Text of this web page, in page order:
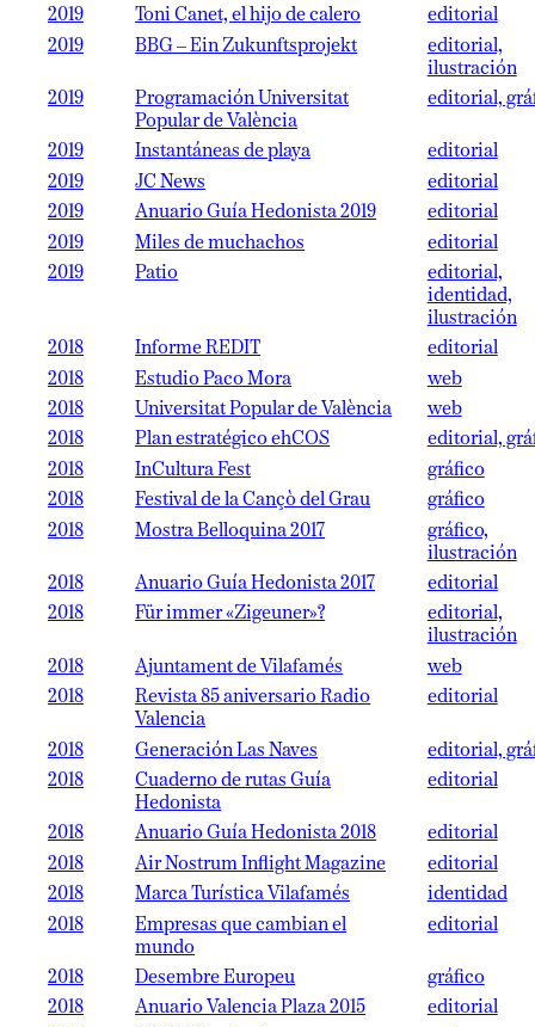
2019 Toni Canet, el hijo de calero
editorial
2019
BBG – Ein Zukunftsprojekt
editorial,
ilustración
2019
Programación Universitat
Popular de València
editorial,
2019 Instantáneas de playa
editorial
2019
JC News
editorial
2019
Anuario Guía Hedonista 2019
editorial
2019
Miles de muchachos
editorial
2019
Patio
editorial,
identidad,
ilustración
2018
Informe REDIT
editorial
2018
Estudio Paco Mora
web
2018
Universitat Popular de València
web
2018
Plan estratégico ehCOS
editorial,
2018
InCultura Fest
gráfico
2018
Festival de la Cançò del Grau
gráfico
2018
Mostra Belloquina 2017
gráfico,
ilustración
2018
Anuario Guía Hedonista 2017
editorial
2018
Für immer «Zigeuner»?
editorial,
ilustración
2018
Ajuntament de Vilafamés
web
2018
Revista 85 aniversario Radio
Valencia
editorial
2018 Generación Las Naves
editorial,
2018
Cuaderno de rutas Guía
Hedonista
editorial
2018 Anuario Guía Hedonista 2018
editorial
2018
Air Nostrum Inflight Magazine
editorial
2018
Marca Turística Vilafamés
identidad
2018
Empresas que cambian el
mundo
editorial
2018 Desembre Europeu
gráfico
2018
Anuario Valencia Plaza 2015
editorial